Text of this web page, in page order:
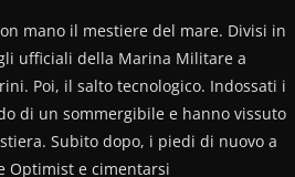
mano il mestiere del mare. Divisi in
ufficiali della Marina Militare a
Poi, il salto tecnologico. Indossati i
di un sommergibile e hanno vissuto
Subito dopo, i piedi di nuovo a
Optimist e cimentarsi